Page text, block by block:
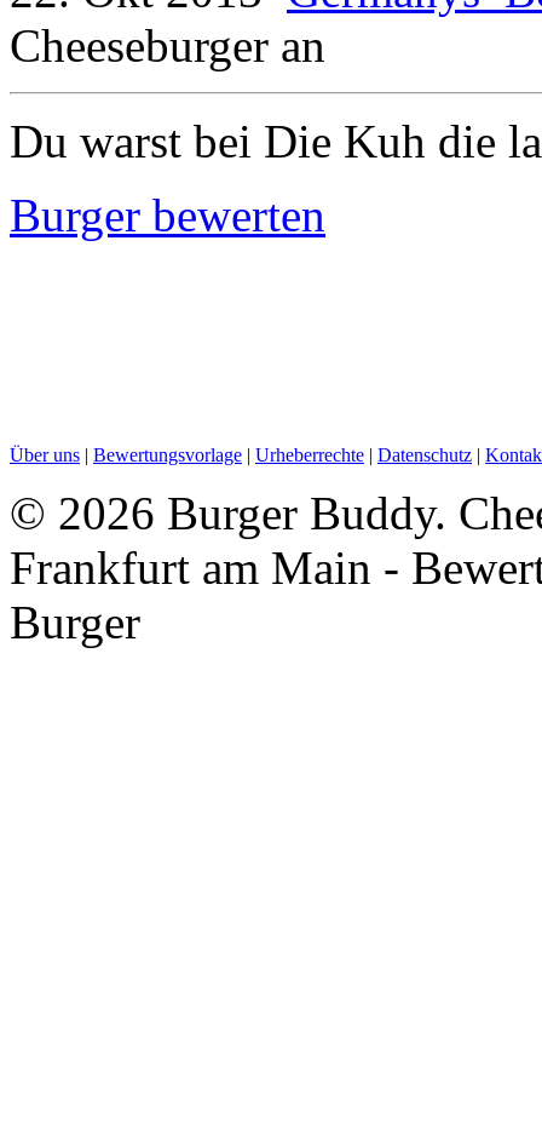
Cheeseburger an
Du warst bei Die Kuh die
Burger bewerten
Über uns | Bewertungsvorlage | Urheberrechte | Datenschutz |
© 2026 Burger Buddy.
Frankfurt am Main -
Burger